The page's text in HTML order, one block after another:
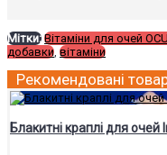
Мітки: Вітаміни для очей
добавки вітаміни
Рекомендовані
Блакитні краплі для очей